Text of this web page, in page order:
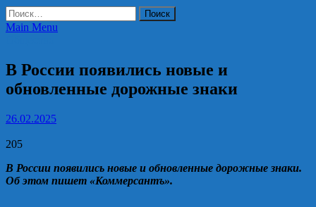
Найти:
Main Menu
В России появились новые и
обновленные дорожные знаки
26.02.2025
205
В России появились новые и обновленные дорожные знаки.
Об этом пишет «Коммерсантъ».